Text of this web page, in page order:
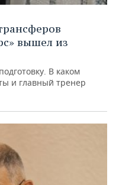
вышел из
В каком
и главный тренер